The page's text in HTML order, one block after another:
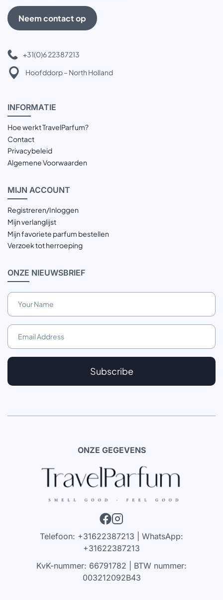
Neem contact op
+31(0)6 22387213
Hoofddorp – North Holland
INFORMATIE
Hoe werkt TravelParfum?
Contact
Privacybeleid
Algemene Voorwaarden
MIJN ACCOUNT
Registreren/Inloggen
Mijn verlanglijst
Mijn favoriete parfum bestellen
Verzoek tot herroeping
ONZE NIEUWSBRIEF
Subscribe
ONZE GEGEVENS
Telefoon: +31622387213 | WhatsApp:
+31622387213
KvK-nummer: 66791782 | BTW nummer:
003212092B43